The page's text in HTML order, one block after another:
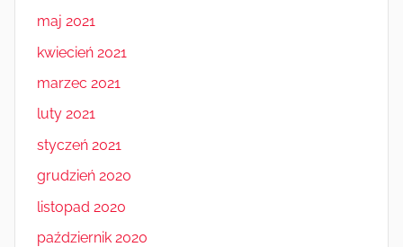
maj 2021
kwiecień 2021
marzec 2021
luty 2021
styczeń 2021
grudzień 2020
listopad 2020
październik 2020